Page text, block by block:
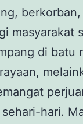
masyarakat
di batu
hari.